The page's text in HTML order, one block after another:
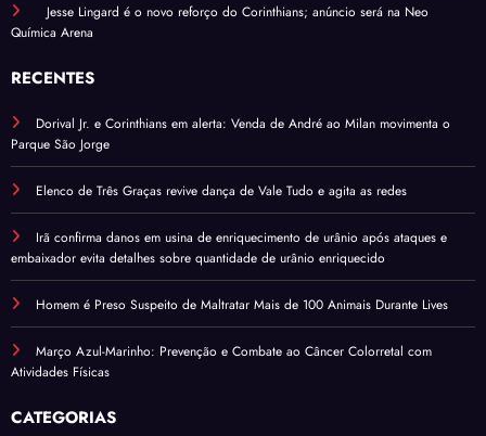
Jesse Lingard é o novo reforço do Corinthians; anúncio será na Neo
Química Arena
RECENTES
Dorival Jr. e Corinthians em alerta: Venda de André ao Milan movimenta o
Parque São Jorge
Elenco de Três Graças revive dança de Vale Tudo e agita as redes
Irã confirma danos em usina de enriquecimento de urânio após ataques e
embaixador evita detalhes sobre quantidade de urânio enriquecido
Homem é Preso Suspeito de Maltratar Mais de 100 Animais Durante Lives
Março Azul-Marinho: Prevenção e Combate ao Câncer Colorretal com
Atividades Físicas
CATEGORIAS